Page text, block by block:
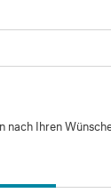
nach Ihren